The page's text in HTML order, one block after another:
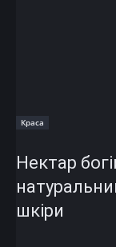
Краса
Нектар
шкіри